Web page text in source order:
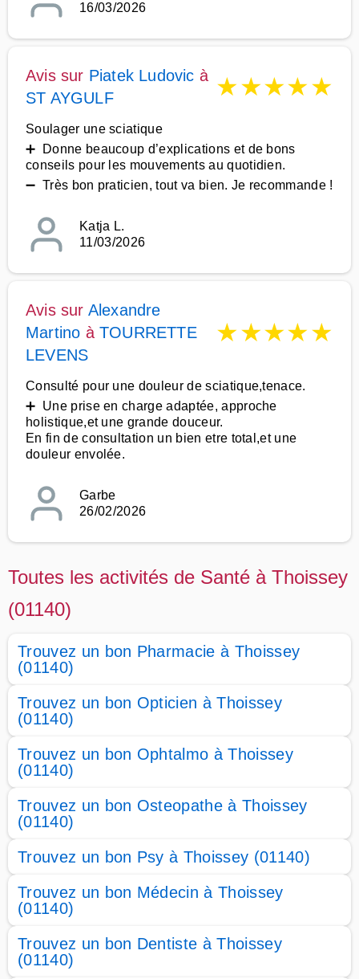
16/03/2026
Avis sur Piatek Ludovic à
ST AYGULF
★★★★★
Soulager une sciatique
➕ Donne beaucoup d’explications et de bons
conseils pour les mouvements au quotidien.
➖ Très bon praticien, tout va bien. Je recommande !
Katja L.
11/03/2026
Avis sur Alexandre
Martino àTOURRETTE
LEVENS
★★★★★
Consulté pour une douleur de sciatique,tenace.
➕ Une prise en charge adaptée, approche
holistique,et une grande douceur.
En fin de consultation un bien etre total,et une
douleur envolée.
Garbe
26/02/2026
Toutes les activités de Santé à Thoissey
(01140)
Trouvez un bon Pharmacie à Thoissey
(01140)
Trouvez un bon Opticien à Thoissey
(01140)
Trouvez un bon Ophtalmo à Thoissey
(01140)
Trouvez un bon Osteopathe à Thoissey
(01140)
Trouvez un bon Psy à Thoissey (01140)
Trouvez un bon Médecin à Thoissey
(01140)
Trouvez un bon Dentiste à Thoissey
(01140)